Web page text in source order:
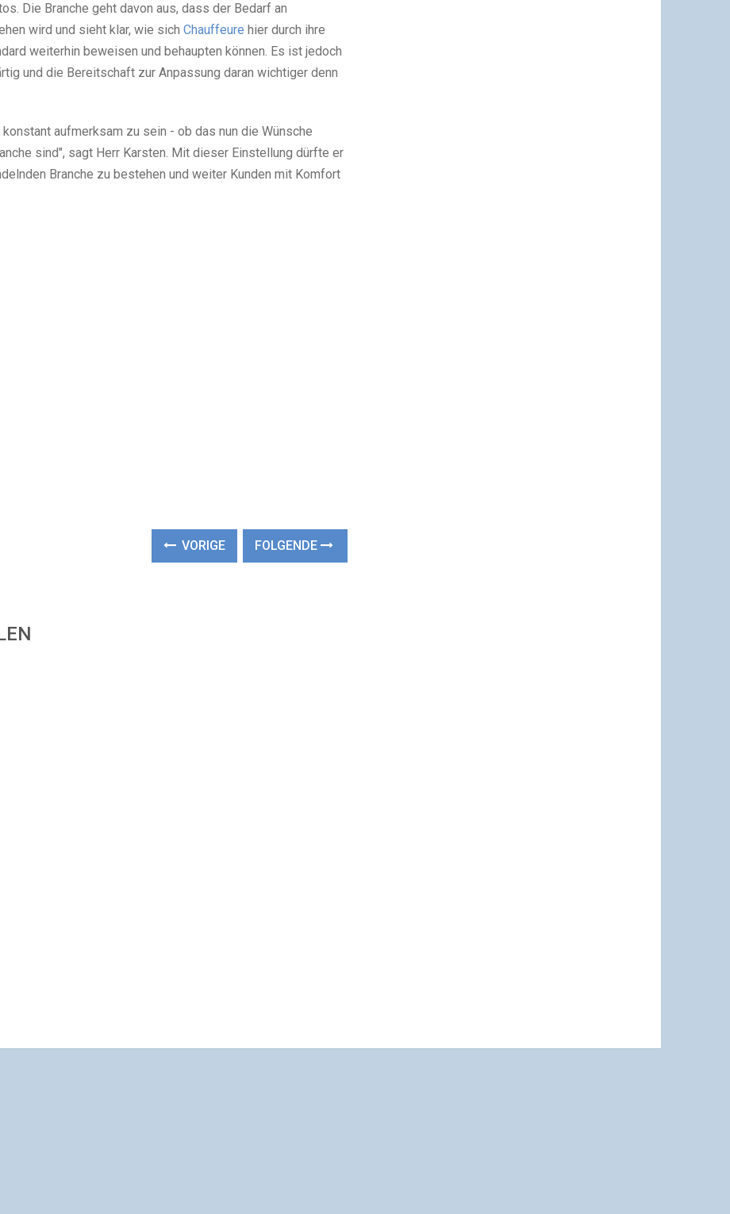
Die Branche geht davon aus, dass der Bedarf an
wird und sieht klar, wie sich Chauffeure hier durch ihre
weiterhin beweisen und behaupten können. Es ist jedoch
und die Bereitschaft zur Anpassung daran wichtiger denn
aufmerksam zu sein - ob das nun die Wünsche
sind", sagt Herr Karsten. Mit dieser Einstellung dürfte er
Branche zu bestehen und weiter Kunden mit Komfort
VORIGE FOLGENDE